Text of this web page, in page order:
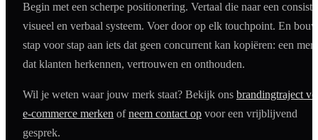
Begin met een scherpe positionering. Vertaal die naar een
visueel en verbaal systeem. Voer door op elk touchpoint. En
stap voor stap aan iets dat geen concurrent kan kopiëren: een
dat klanten herkennen, vertrouwen en onthouden.
Wil je weten waar jouw merk staat? Bekijk ons brandingtraject
e-commerce merken ofneem contact op voor een vrijblijvend
gesprek.